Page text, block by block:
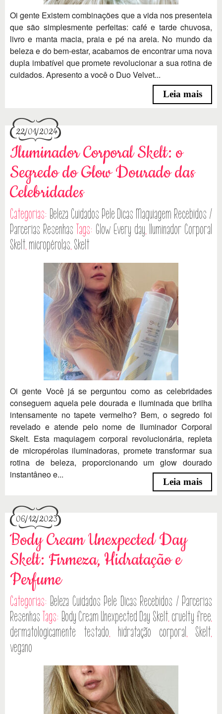
Oi gente Existem combinações que a vida nos presenteia
que são simplesmente perfeitas: café e tarde chuvosa,
livro e manta macia, praia e pé na areia. No mundo da
beleza e do bem-estar, acabamos de encontrar uma nova
dupla imbatível que promete revolucionar a sua rotina de
cuidados. Apresento a você o Duo Velvet...
Leia mais
22/01/2024
Iluminador Corporal Skelt: o
Segredo do Glow Dourado das
Celebridades
Categorias: Beleza Cuidados Pele Dicas Maquiagem Recebidos /
Parcerias Resenhas Tags: Glow Every day, Iluminador Corporal
Skelt, micropérolas, Skelt
Oi gente Você já se perguntou como as celebridades
conseguem aquela pele dourada e iluminada que brilha
intensamente no tapete vermelho? Bem, o segredo foi
revelado e atende pelo nome de Iluminador Corporal
Skelt. Esta maquiagem corporal revolucionária, repleta
de micropérolas iluminadoras, promete transformar sua
rotina de beleza, proporcionando um glow dourado
instantâneo e...
Leia mais
06/12/2023
Body Cream Unexpected Day
Skelt: Firmeza, Hidratação e
Perfume
Categorias: Beleza Cuidados Pele Dicas Recebidos / Parcerias
Resenhas Tags: Body Cream Unexpected Day Skelt, cruelty free,
dermatologicamente testado, hidratação corporal, Skelt,
vegano